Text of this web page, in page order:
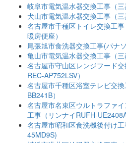
岐阜市電気温水器交換工事（三
犬山市電気温水器交換工事（三
名古屋市千種区トイレ交換工
暖房便座）
尾張旭市食洗器交換工事(パナ
亀山市電気温水器交換工事（三
名古屋市守山区レンジフード
REC-AP752LSV）
名古屋市千種区浴室テレビ交
BB241B）
名古屋市名東区ウルトラファ
工事（リンナイRUFH-
名古屋市昭和区食洗機後付け
45MD9S)